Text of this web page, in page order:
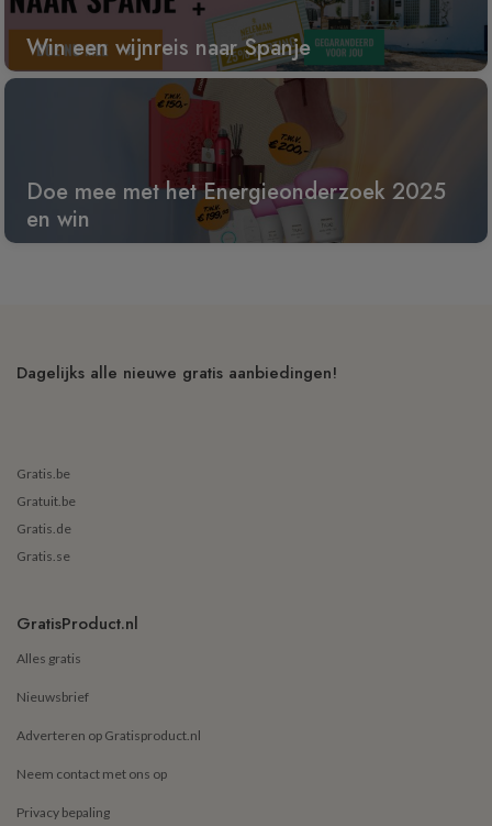
Win een wijnreis naar Spanje
Doe mee met het Energieonderzoek 2025
en win
Dagelijks alle nieuwe gratis aanbiedingen!
Gratis.be
Gratuit.be
Gratis.de
Gratis.se
GratisProduct.nl
Alles gratis
Nieuwsbrief
Adverteren op Gratisproduct.nl
Neem contact met ons op
Privacy bepaling